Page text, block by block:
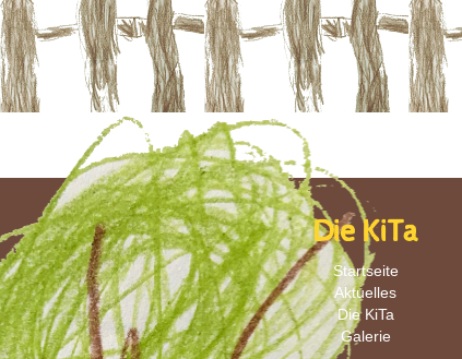
Die KiTa
Startseite
Aktuelles
Die KiTa
Galerie